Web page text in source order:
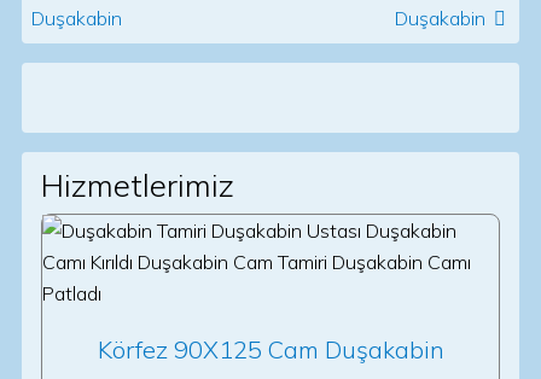
Duşakabin
Duşakabin
Hizmetlerimiz
Körfez 90X125 Cam Duşakabin